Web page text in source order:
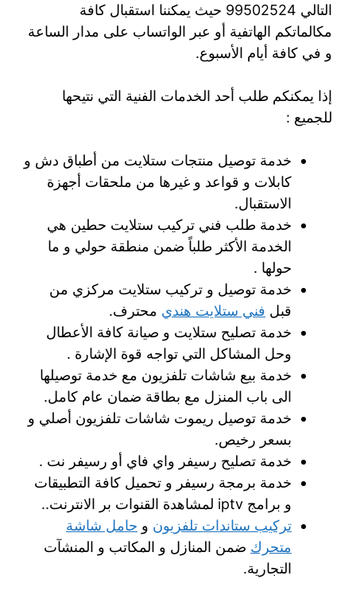
التالي 99502524 حيث يمكننا استقبال كافة
مكالماتكم الهاتفية أو عبر الواتساب على مدار الساعة
و في كافة أيام الأسبوع.
إذا يمكنكم طلب أحد الخدمات الفنية التي نتيحها
للجميع :
خدمة توصيل منتجات ستلايت من أطباق دش و
كابلات و قواعد و غيرها من ملحقات أجهزة
الاستقبال.
خدمة طلب فني تركيب ستلايت حطين هي
الخدمة الأكثر طلباً ضمن منطقة حولي و ما
حولها .
خدمة توصيل و تركيب ستلايت مركزي من
قبل فني ستلايت هندي محترف.
خدمة تصليح ستلايت و صيانة كافة الأعطال
وحل المشاكل التي تواجه قوة الإشارة .
خدمة بيع شاشات تلفزيون مع خدمة توصيلها
الى باب المنزل مع بطاقة ضمان عام كامل.
خدمة توصيل ريموت شاشات تلفزيون أصلي و
بسعر رخيص.
خدمة تصليح رسيفر واي فاي أو رسيفر نت .
خدمة برمجة رسيفر و تحميل كافة التطبيقات
و برامج iptv لمشاهدة القنوات بر الانترنت..
تركيب ستاندات تلفزيون و حامل شاشة
متحرك ضمن المنازل و المكاتب و المنشآت
التجارية.